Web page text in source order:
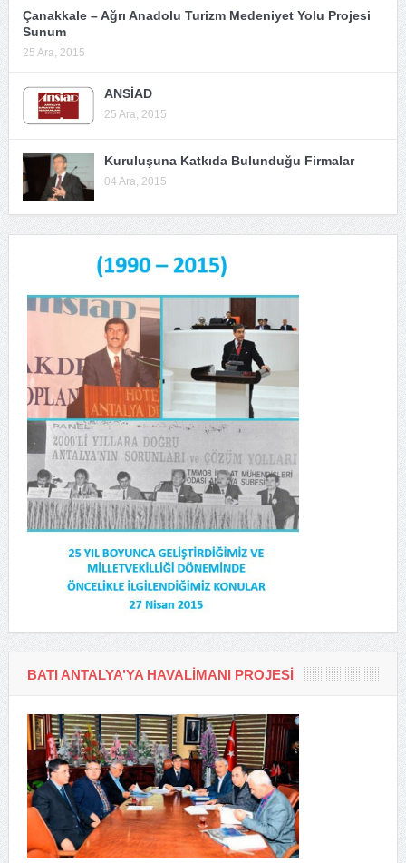
Çanakkale – Ağrı Anadolu Turizm Medeniyet Yolu Projesi
Sunum
25 Ara, 2015
ANSİAD
25 Ara, 2015
Kuruluşuna Katkıda Bulunduğu Firmalar
04 Ara, 2015
BATI ANTALYA’YA HAVALIMANI PROJESI